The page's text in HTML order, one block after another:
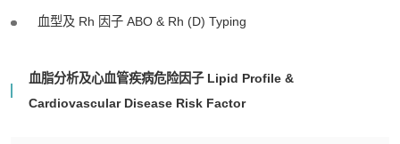
血型及 Rh 因子 ABO & Rh (D) Typing
血脂分析及心血管疾病危险因子 Lipid Profile &
Cardiovascular Disease Risk Factor